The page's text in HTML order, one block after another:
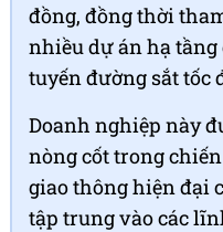
đồng, đồng thời
nhiều dự án hạ tầng
tuyến đường sắt tốc
Doanh nghiệp này
nòng cốt trong
giao thông hiện đại
tập trung vào các